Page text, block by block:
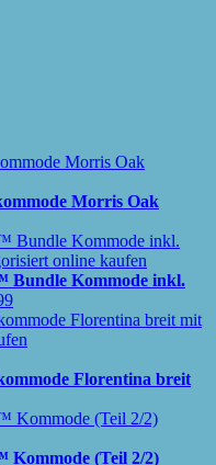
Morris Oak
Bundle Kommode inkl.
Florentina breit
Kommode (Teil 2/2)